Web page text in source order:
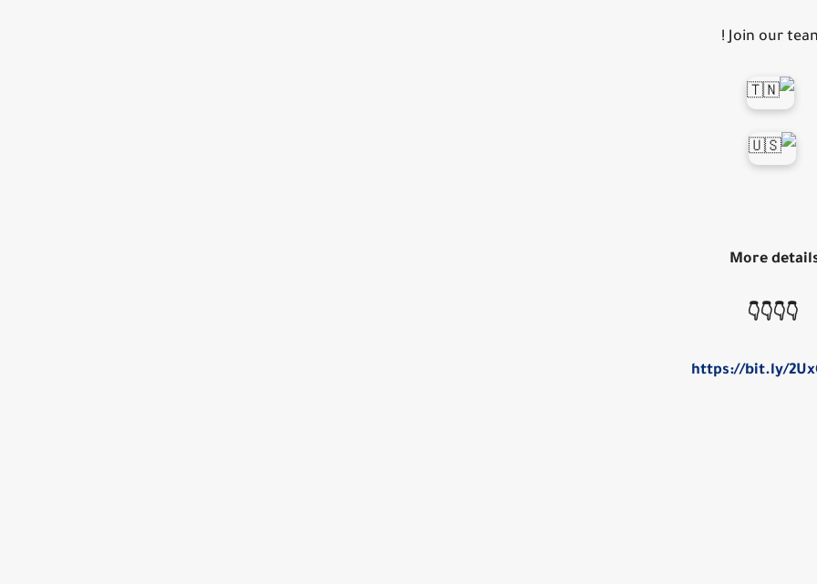
Join our
More
👇👇👇👇
https://bit.ly/